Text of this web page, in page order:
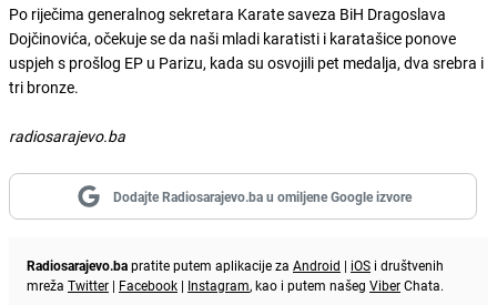
Po riječima generalnog sekretara Karate saveza BiH Dragoslava
Dojčinovića, očekuje se da naši mladi karatisti i karatašice ponove
uspjeh s prošlog EP u Parizu, kada su osvojili pet medalja, dva srebra i
tri bronze.
radiosarajevo.ba
Dodajte Radiosarajevo.ba u omiljene Google izvore
Radiosarajevo.bapratite putem aplikacije za Android | iOS i društvenih
mreža Twitter | Facebook | Instagram, kao i putem našeg ViberChata.